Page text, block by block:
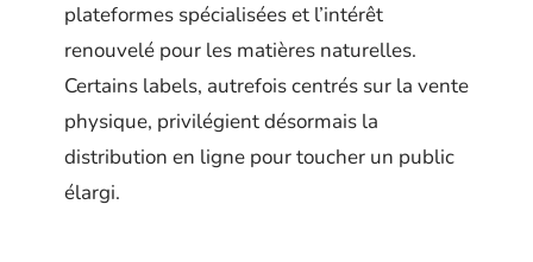
plateformes spécialisées et l’intérêt
renouvelé pour les matières naturelles.
Certains labels, autrefois centrés sur la vente
physique, privilégient désormais la
distribution en ligne pour toucher un public
élargi.